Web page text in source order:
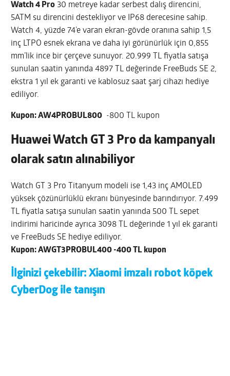
Watch 4 Pro 30 metreye kadar serbest dalış direncini,
5ATM su direncini destekliyor ve IP68 derecesine sahip.
Watch 4, yüzde 74’e varan ekran-gövde oranına sahip 1,5
inç LTPO esnek ekrana ve daha iyi görünürlük için 0,855
mm’lik ince bir çerçeve sunuyor. 20.999 TL fiyatla satışa
sunulan saatin yanında 4897 TL değerinde FreeBuds SE 2,
ekstra 1 yıl ek garanti ve kablosuz saat şarj cihazı hediye
ediliyor.
Kupon:AW4PROBUL800 -800 TL kupon
Huawei Watch GT 3 Pro da kampanyalı
olarak satın alınabiliyor
Watch GT 3 Pro Titanyum modeli ise 1,43 inç AMOLED
yüksek çözünürlüklü ekranı bünyesinde barındırıyor. 7.499
TL fiyatla satışa sunulan saatin yanında 500 TL sepet
indirimi haricinde ayrıca 3098 TL değerinde 1 yıl ek garanti
ve FreeBuds SE hediye ediliyor.
Kupon: AWGT3PROBUL400 -400 TL kupon
İlginizi çekebilir:Xiaomi imzalı robot köpek
CyberDog ile tanışın